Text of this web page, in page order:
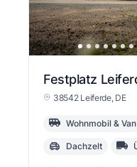
Festplatz
38542 Leiferde, DE
Wohnmobil & Van
Dachzelt